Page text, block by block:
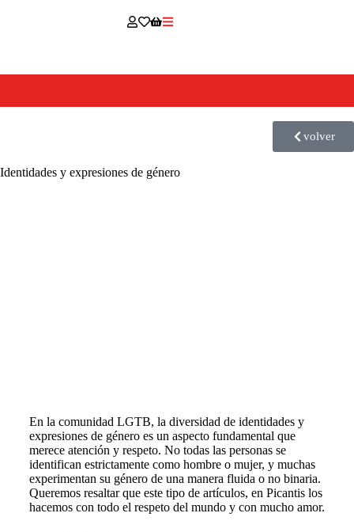
volver
Identidades y expresiones de género
En la comunidad LGTB, la diversidad de identidades y
expresiones de género es un aspecto fundamental que
merece atención y respeto. No todas las personas se
identifican estrictamente como hombre o mujer, y muchas
experimentan su género de una manera fluida o no binaria.
Queremos resaltar que este tipo de artículos, en Picantis los
hacemos con todo el respeto del mundo y con mucho amor.